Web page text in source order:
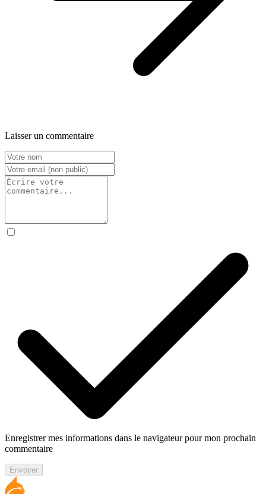
Laisser un commentaire
Enregistrer mes informations dans le navigateur pour mon prochain
commentaire
Envoyer